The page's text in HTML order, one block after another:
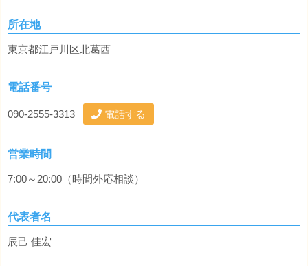
所在地
東京都江戸川区北葛西
電話番号
090-2555-3313 電話する
営業時間
7:00～20:00（時間外応相談）
代表者名
辰己 佳宏